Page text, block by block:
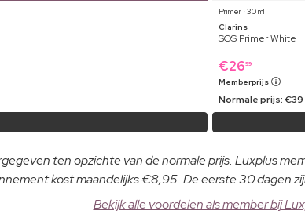
Primer ⋅ 30 ml
Clarins
SOS Primer White
€2699
Memberprijs
Normale prijs:€39
ten opzichte van de normale prijs. Luxplus
kost maandelijks €8,95. De eerste 30 dagen
Bekijk alle voordelen als member bij